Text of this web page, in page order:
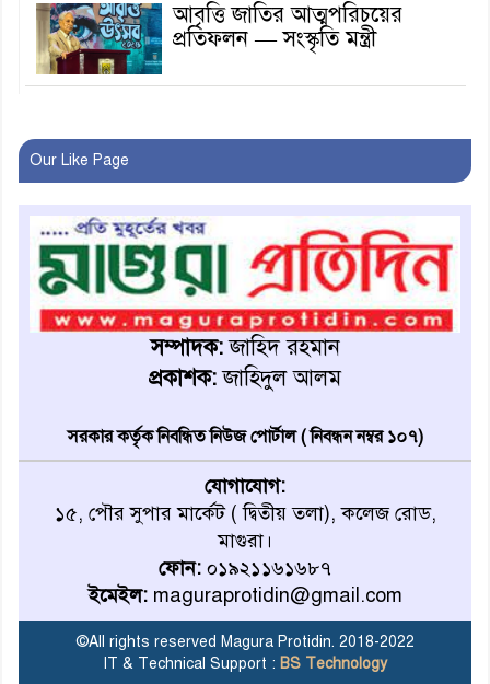
আবৃত্তি জাতির আত্মপরিচয়ের
প্রতিফলন — সংস্কৃতি মন্ত্রী
সচিব হলেন মাগুরার সন্তান মো.
মাগুরায় জুলাই গণঅভ্যুত্থান দিবস
উপলক্ষে স্মৃতি স্তম্ভে শ্রদ্ধা নিবেদন
মাগুরায় নবগঙ্গা নদী থেকে ১৮টি
চায়না দোয়ারী জাল জব্দ
এক ব্যক্তির মর্মান্তিক মৃত্যু
দেশজুড়ে পুলিশের রেড এলার্ট
অ্যালামনাইয়ের হাল ধরলেন
আবারও শিপন
Our Like Page
সম্পাদক:জাহিদ রহমান
প্রকাশক:জাহিদুল আলম
সরকার কর্তৃক নিবন্ধিত নিউজ পোর্টাল ( নিবন্ধন নম্বর ১০৭)
যোগাযোগ:
১৫, পৌর সুপার মার্কেট ( দ্বিতীয় তলা), কলেজ রোড,
মাগুরা।
ফোন: ০১৯২১১৬১৬৮৭
ইমেইল: maguraprotidin@gmail.com
©All rights reserved Magura Protidin. 2018-2022
IT & Technical Support : BS Technology